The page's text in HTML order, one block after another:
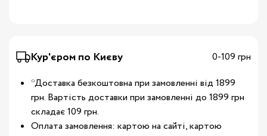
Кур'єром по Києву
0-109 грн
*Доставка безкоштовна при замовленні від 1899
грн. Вартість доставки при замовленні до 1899 грн
складає 109 грн.
Оплата замовлення: картою на сайті, картою